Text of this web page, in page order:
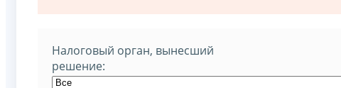
Налоговый орган, вынесший
решение: